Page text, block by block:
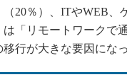
20％）、ITやWEB、
は「リモートワーク
行が大きな要因になっ